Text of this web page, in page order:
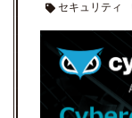
セキュリティ